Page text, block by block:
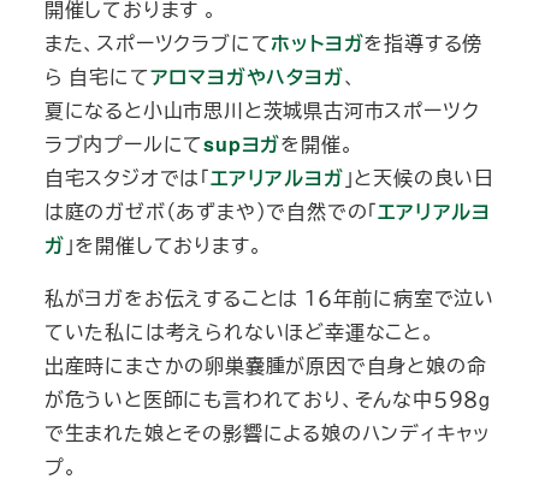
開催しております 。
また、スポーツクラブにてホットヨガを指導する傍
ら 自宅にてアロマヨガやハタヨガ、
夏になると小山市思川と茨城県古河市スポーツク
ラブ内プールにてsupヨガを開催。
自宅スタジオでは「エアリアルヨガ 」と天候の良い日
は庭のガゼボ（あずまや）で自然での「エアリアルヨ
ガ 」を開催しております。
私がヨガをお伝えすることは １６年前に病室で泣い
ていた私には考えられないほど幸運なこと。
出産時にまさかの卵巣嚢腫が原因で自身と娘の命
が危ういと医師にも言われており、そんな中５９８g
で生まれた娘とその影響による娘のハンディキャッ
プ。